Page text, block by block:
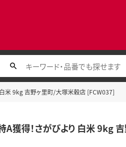
白米 9kg 吉野ヶ里町/大塚米穀店 [FCW037]
A獲得！さがびより 白米 9kg